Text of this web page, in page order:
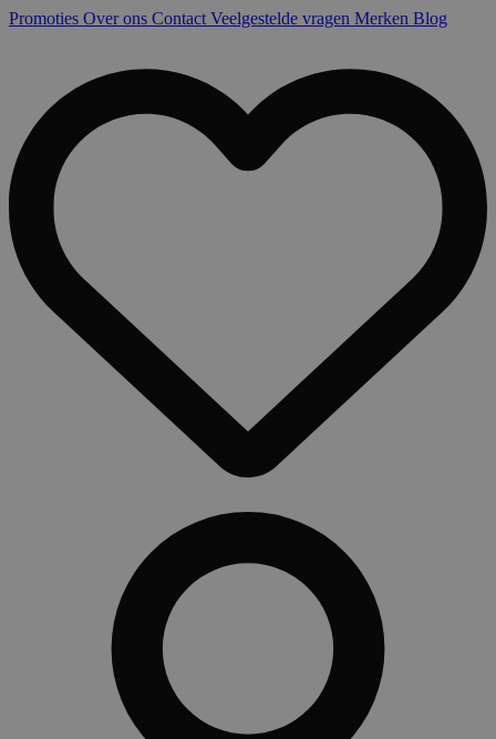
Promoties Over ons Contact Veelgestelde vragen Merken Blog